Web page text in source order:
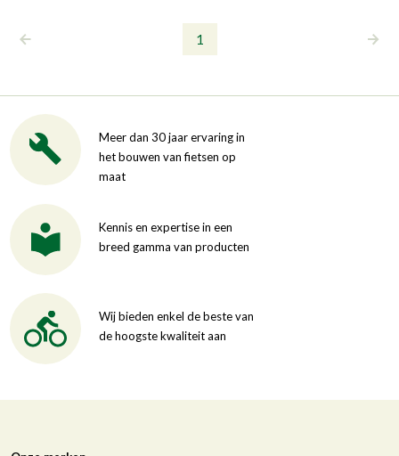
1
Meer dan 30 jaar ervaring in
het bouwen van fietsen op
maat
Kennis en expertise in een
breed gamma van producten
Wij bieden enkel de beste van
de hoogste kwaliteit aan